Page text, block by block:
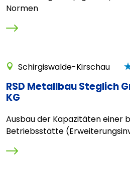
Normen
Schirgiswalde-Kirschau
RSD Metallbau Steglich
KG
Ausbau der Kapazitäten einer
Betriebsstätte